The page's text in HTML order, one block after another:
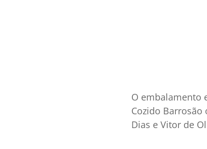
O embalamento
Cozido
Dias e Vitor de